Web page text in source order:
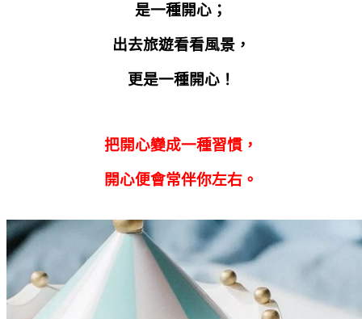
是一種開心；
出去旅遊看看風景，
更是一種開心！
把開心變成一種習慣，
開心便會常伴你左右。